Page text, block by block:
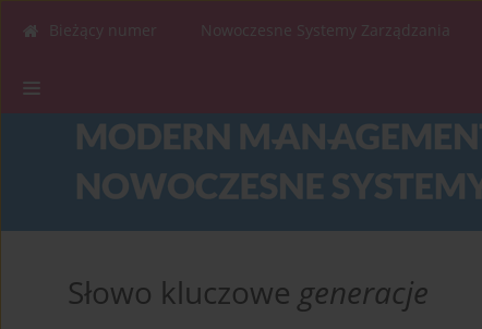
Bieżący numer Nowoczesne Systemy Zarządzania
Słowo kluczowe generacje